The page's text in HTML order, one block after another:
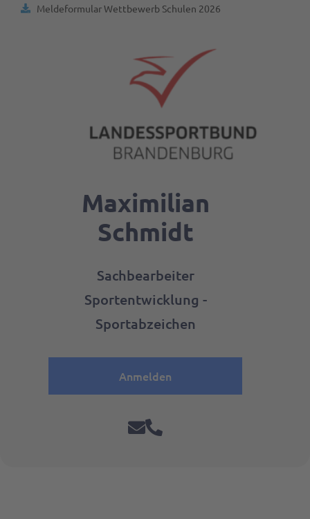
Meldeformular Wettbewerb Schulen 2026
Maximilian
Schmidt
Sachbearbeiter
Sportentwicklung -
Sportabzeichen
Anmelden